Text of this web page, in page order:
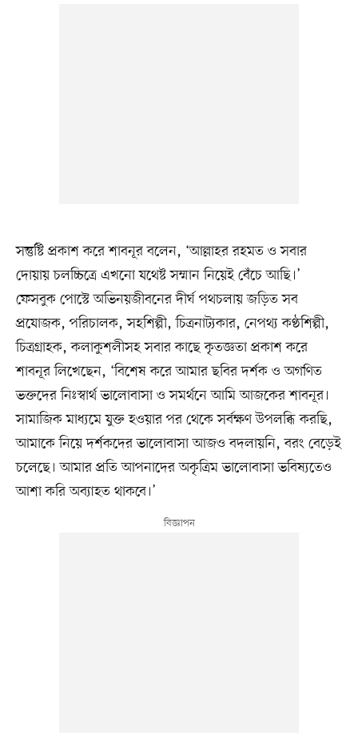
সন্তুষ্টি প্রকাশ করে শাবনূর বলেন, ‘আল্লাহর রহমত ও সবার
দোয়ায় চলচ্চিত্রে এখনো যথেষ্ট সম্মান নিয়েই বেঁচে আছি।’
ফেসবুক পোস্টে অভিনয়জীবনের দীর্ঘ পথচলায় জড়িত সব
প্রযোজক, পরিচালক, সহশিল্পী, চিত্রনাট্যকার, নেপথ্য কণ্ঠশিল্পী,
চিত্রগ্রাহক, কলাকুশলীসহ সবার কাছে কৃতজ্ঞতা প্রকাশ করে
শাবনূর লিখেছেন, ‘বিশেষ করে আমার ছবির দর্শক ও অগণিত
ভক্তদের নিঃস্বার্থ ভালোবাসা ও সমর্থনে আমি আজকের শাবনূর।
সামাজিক মাধ্যমে যুক্ত হওয়ার পর থেকে সর্বক্ষণ উপলব্ধি করছি,
আমাকে নিয়ে দর্শকদের ভালোবাসা আজও বদলায়নি, বরং বেড়েই
চলেছে। আমার প্রতি আপনাদের অকৃত্রিম ভালোবাসা ভবিষ্যতেও
আশা করি অব্যাহত থাকবে।’